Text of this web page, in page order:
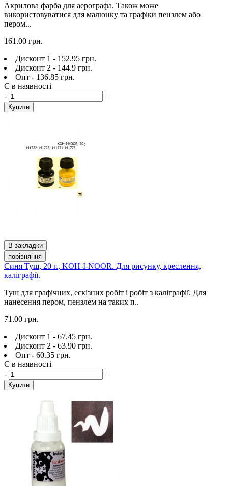
Акрилова фарба для аерографа. Також може
використовуватися для малюнку та графіки пензлем або
пером...
161.00 грн.
Дисконт 1 - 152.95 грн.
Дисконт 2 - 144.9 грн.
Опт - 136.85 грн.
Є в наявності
-
+
Купити
В закладки
порівняння
Синя Туш, 20 г., KOH-I-NOOR. Для рисунку, креслення,
каліграфії.
Туш для графічних, ескізних робіт і робіт з каліграфії. Для
нанесення пером, пензлем на таких п..
71.00 грн.
Дисконт 1 - 67.45 грн.
Дисконт 2 - 63.90 грн.
Опт - 60.35 грн.
Є в наявності
-
+
Купити